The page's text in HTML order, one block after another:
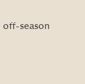
off-season